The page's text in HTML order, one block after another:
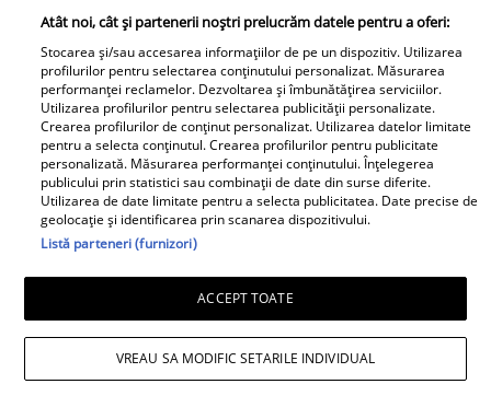
atenției după provocarea lui Nea
Mărin
Atât noi, cât și partenerii noștri prelucrăm datele pentru a oferi:
Stocarea și/sau accesarea informațiilor de pe un dispozitiv. Utilizarea
profilurilor pentru selectarea conținutului personalizat. Măsurarea
performanței reclamelor. Dezvoltarea și îmbunătățirea serviciilor.
Utilizarea profilurilor pentru selectarea publicității personalizate.
Crearea profilurilor de conținut personalizat. Utilizarea datelor limitate
pentru a selecta conținutul. Crearea profilurilor pentru publicitate
personalizată. Măsurarea performanței conținutului. Înțelegerea
publicului prin statistici sau combinații de date din surse diferite.
Utilizarea de date limitate pentru a selecta publicitatea. Date precise de
geolocație și identificarea prin scanarea dispozitivului.
Listă parteneri (furnizori)
ACCEPT TOATE
VREAU SA MODIFIC SETARILE INDIVIDUAL